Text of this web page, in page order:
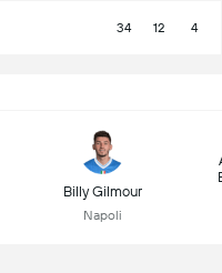
34 12 4
Billy Gilmour
Napoli